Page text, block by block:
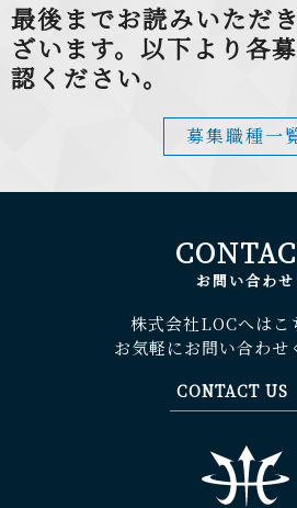
最後までお読みいただ
ざいます。 以下より各
認ください。
募集職種一
お問い合わせ
株式会社LOCへはこ
お気軽にお問い合わせ
CONTACT US